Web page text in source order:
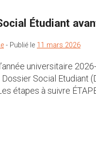
Étudiant
- Publié le 11 mars 2026
universitaire
Social Etudiant
étapes à suivre